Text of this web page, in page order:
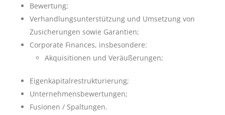
Bewertung;
Verhandlungsunterstützung und Umsetzung von
Zusicherungen sowie Garantien;
Corporate Finances, insbesondere:
Akquisitionen und Veräußerungen;
Eigenkapitalrestrukturierung;
Unternehmensbewertungen;
Fusionen / Spaltungen.